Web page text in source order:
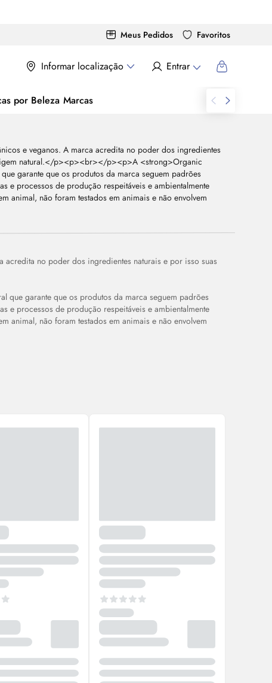
Meus Pedidos Favoritos
Informar localização Entrar
por Beleza Marcas
no poder dos ingredientes naturais e por isso suas
que garante que os produtos da marca seguem padrões
e processos de produção respeitáveis e ambientalmente
animal, não foram testados em animais e não envolvem